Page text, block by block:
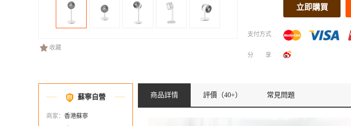
收藏
立即購買
支付方式
分享
蘇寧自營
商家： 香港蘇寧
商品詳情 評價 （40+） 常見問題